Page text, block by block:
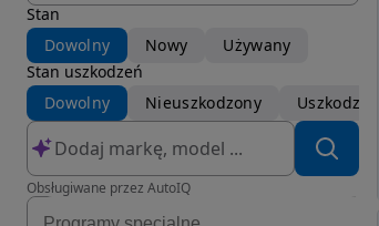
Stan
Dowolny
Nowy
Używany
Stan uszkodzeń
Dowolny
Nieuszkodzony Uszkodzony
Obsługiwane przez AutoIQ